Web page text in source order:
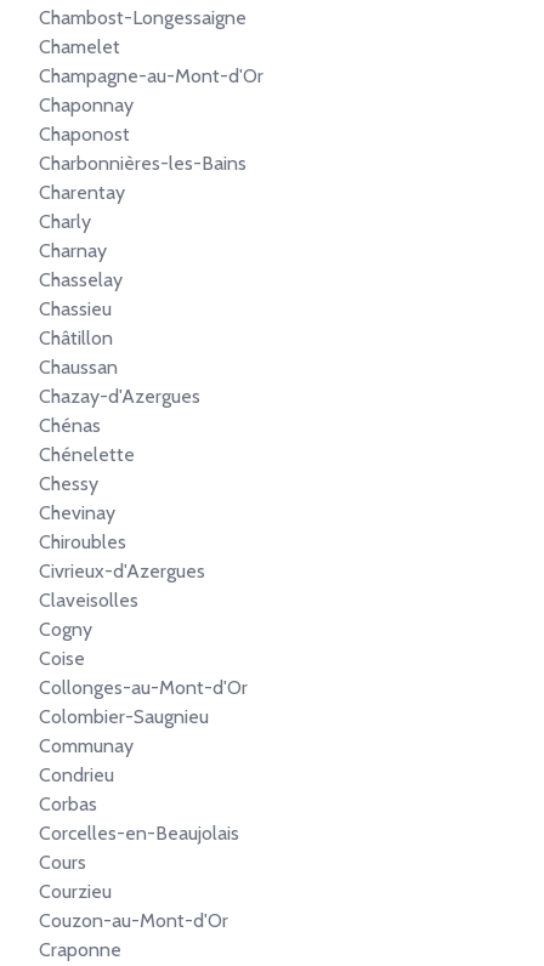
Chambost-Longessaigne
Chamelet
Champagne-au-Mont-d'Or
Chaponnay
Chaponost
Charbonnières-les-Bains
Charentay
Charly
Charnay
Chasselay
Chassieu
Châtillon
Chaussan
Chazay-d'Azergues
Chénas
Chénelette
Chessy
Chevinay
Chiroubles
Civrieux-d'Azergues
Claveisolles
Cogny
Coise
Collonges-au-Mont-d'Or
Colombier-Saugnieu
Communay
Condrieu
Corbas
Corcelles-en-Beaujolais
Cours
Courzieu
Couzon-au-Mont-d'Or
Craponne